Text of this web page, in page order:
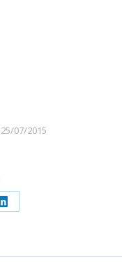
25/07/2015
Share
LinkedIn